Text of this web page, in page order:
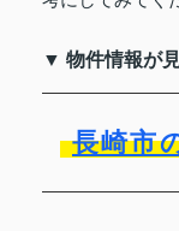
▼ 物件情報が
長崎市